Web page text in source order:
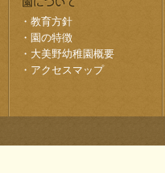
・ 教育方針
・ 園の特徴
・ 大美野幼稚園概要
・ アクセスマップ